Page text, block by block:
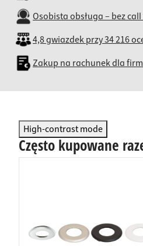
Osobista obsługa – bez
4,8 gwiazdek przy 34 216
Zakup na rachunek dla
High-contrast mode
Często kupowane